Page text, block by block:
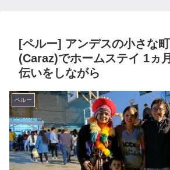
[ペルー] アンデスの小さな
(Caraz)でホームステイ 1ヵ
伝いをしながら
ペルー